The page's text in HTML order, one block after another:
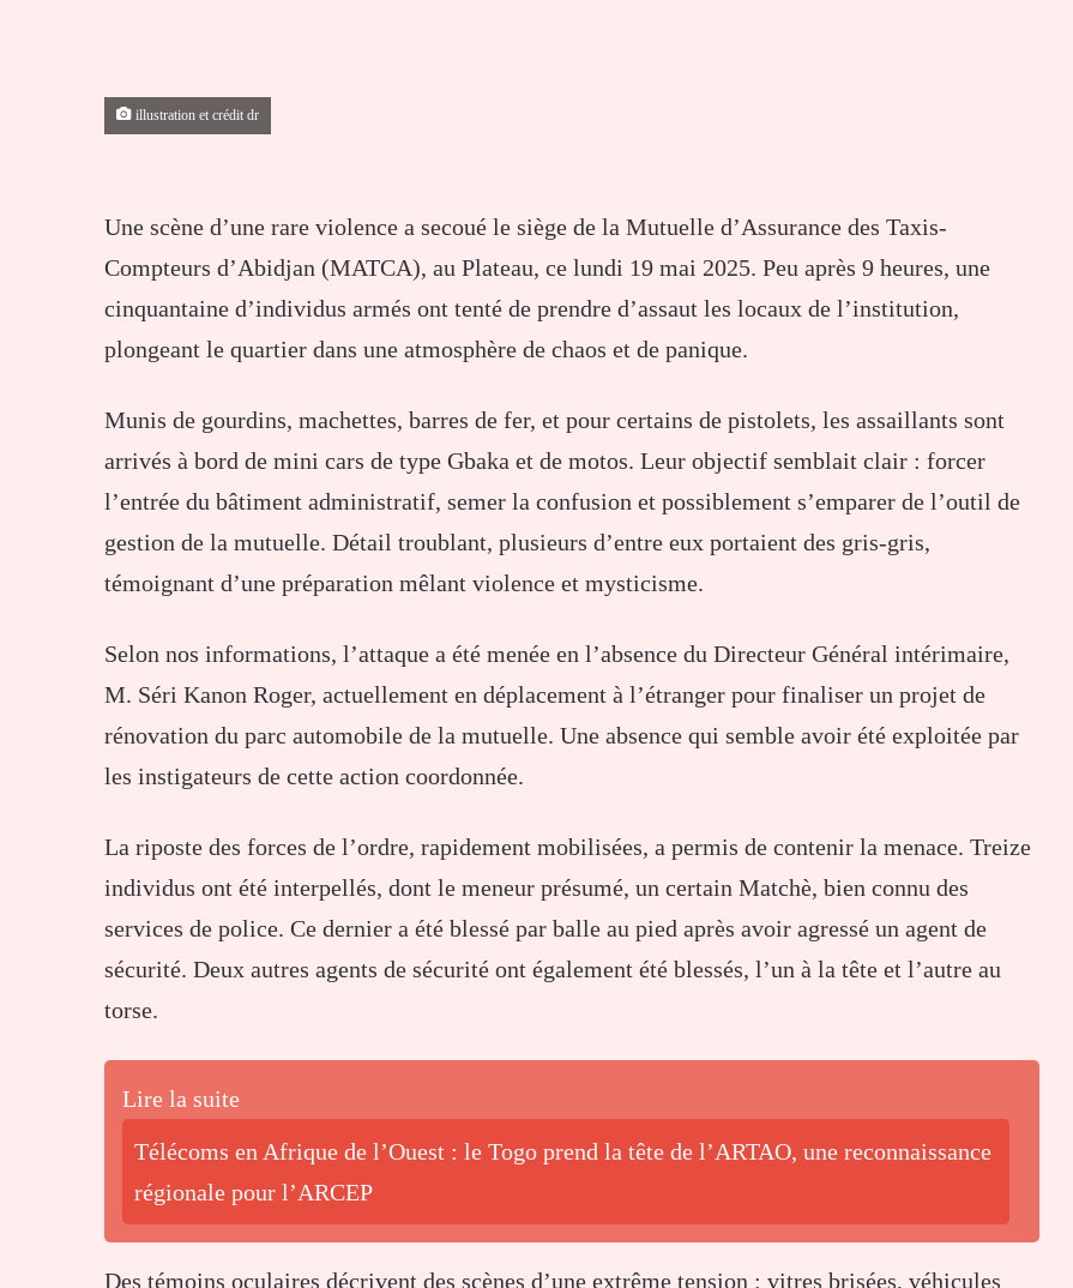
illustration et crédit dr
Une scène d’une rare violence a secoué le siège de la Mutuelle d’Assurance des Taxis-
Compteurs d’Abidjan (MATCA), au Plateau, ce lundi 19 mai 2025. Peu après 9 heures, une
cinquantaine d’individus armés ont tenté de prendre d’assaut les locaux de l’institution,
plongeant le quartier dans une atmosphère de chaos et de panique.
Munis de gourdins, machettes, barres de fer, et pour certains de pistolets, les assaillants sont
arrivés à bord de mini cars de type Gbaka et de motos. Leur objectif semblait clair : forcer
l’entrée du bâtiment administratif, semer la confusion et possiblement s’emparer de l’outil de
gestion de la mutuelle. Détail troublant, plusieurs d’entre eux portaient des gris-gris,
témoignant d’une préparation mêlant violence et mysticisme.
Selon nos informations, l’attaque a été menée en l’absence du Directeur Général intérimaire,
M. Séri Kanon Roger, actuellement en déplacement à l’étranger pour finaliser un projet de
rénovation du parc automobile de la mutuelle. Une absence qui semble avoir été exploitée par
les instigateurs de cette action coordonnée.
La riposte des forces de l’ordre, rapidement mobilisées, a permis de contenir la menace. Treize
individus ont été interpellés, dont le meneur présumé, un certain Matchè, bien connu des
services de police. Ce dernier a été blessé par balle au pied après avoir agressé un agent de
sécurité. Deux autres agents de sécurité ont également été blessés, l’un à la tête et l’autre au
torse.
Lire la suite
Télécoms en Afrique de l’Ouest : le Togo prend la tête de l’ARTAO, une reconnaissance
régionale pour l’ARCEP
Des témoins oculaires décrivent des scènes d’une extrême tension : vitres brisées, véhicules